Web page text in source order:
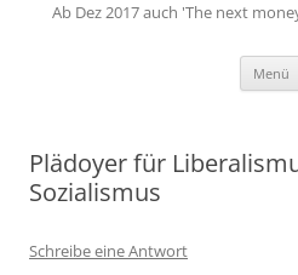
Ab Dez 2017 auch 'The next
Menü
Plädoyer für
Sozialismus
Schreibe eine Antwort